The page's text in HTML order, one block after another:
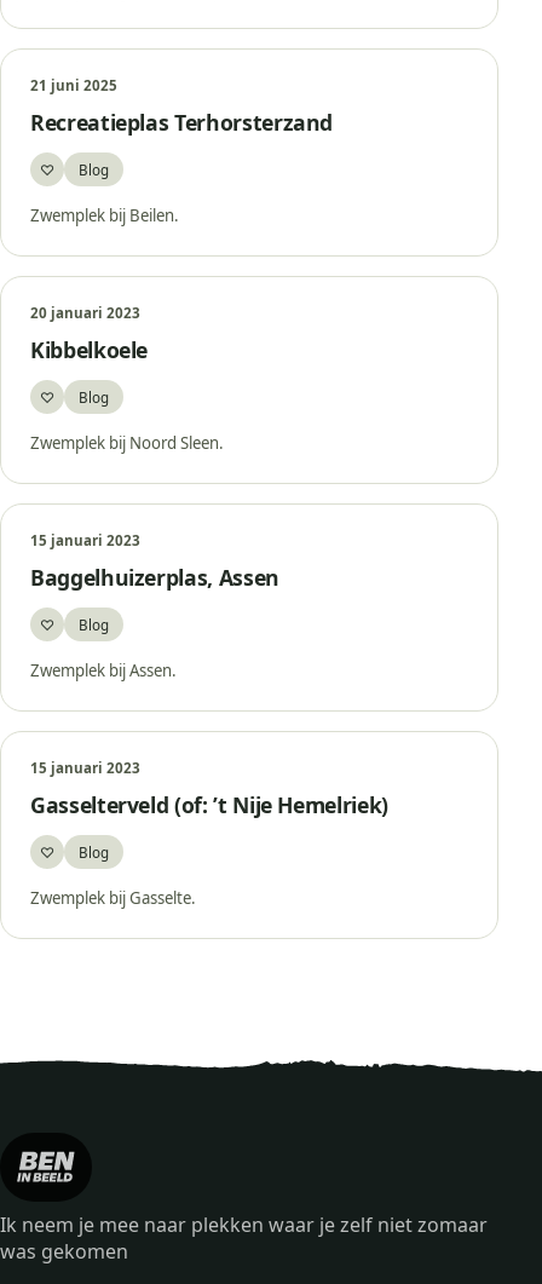
21 juni 2025
Recreatieplas Terhorsterzand
♡Bewaar
Blog
Zwemplek bij Beilen.
20 januari 2023
Kibbelkoele
♡Bewaar
Blog
Zwemplek bij Noord Sleen.
15 januari 2023
Baggelhuizerplas, Assen
♡Bewaar
Blog
Zwemplek bij Assen.
15 januari 2023
Gasselterveld (of: ’t Nije Hemelriek)
♡Bewaar
Blog
Zwemplek bij Gasselte.
Ik neem je mee naar plekken waar je zelf niet zomaar
was gekomen